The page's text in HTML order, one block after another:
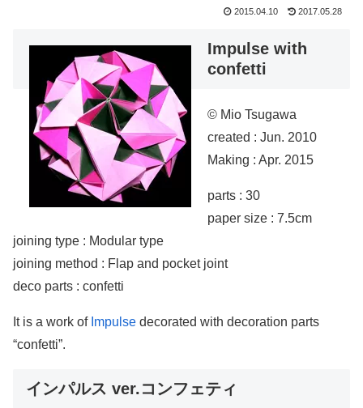
2015.04.10 2017.05.28
Impulse with
confetti
© Mio Tsugawa
created : Jun. 2010
Making : Apr. 2015
parts : 30
paper size : 7.5cm
joining type : Modular type
joining method : Flap and pocket joint
deco parts : confetti
It is a work of Impulse decorated with decoration parts
“confetti”.
インパルス ver.コンフェティ